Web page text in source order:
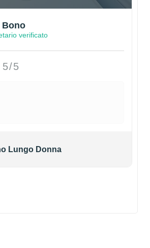
Bono
verificato
5/5
Lungo Donna